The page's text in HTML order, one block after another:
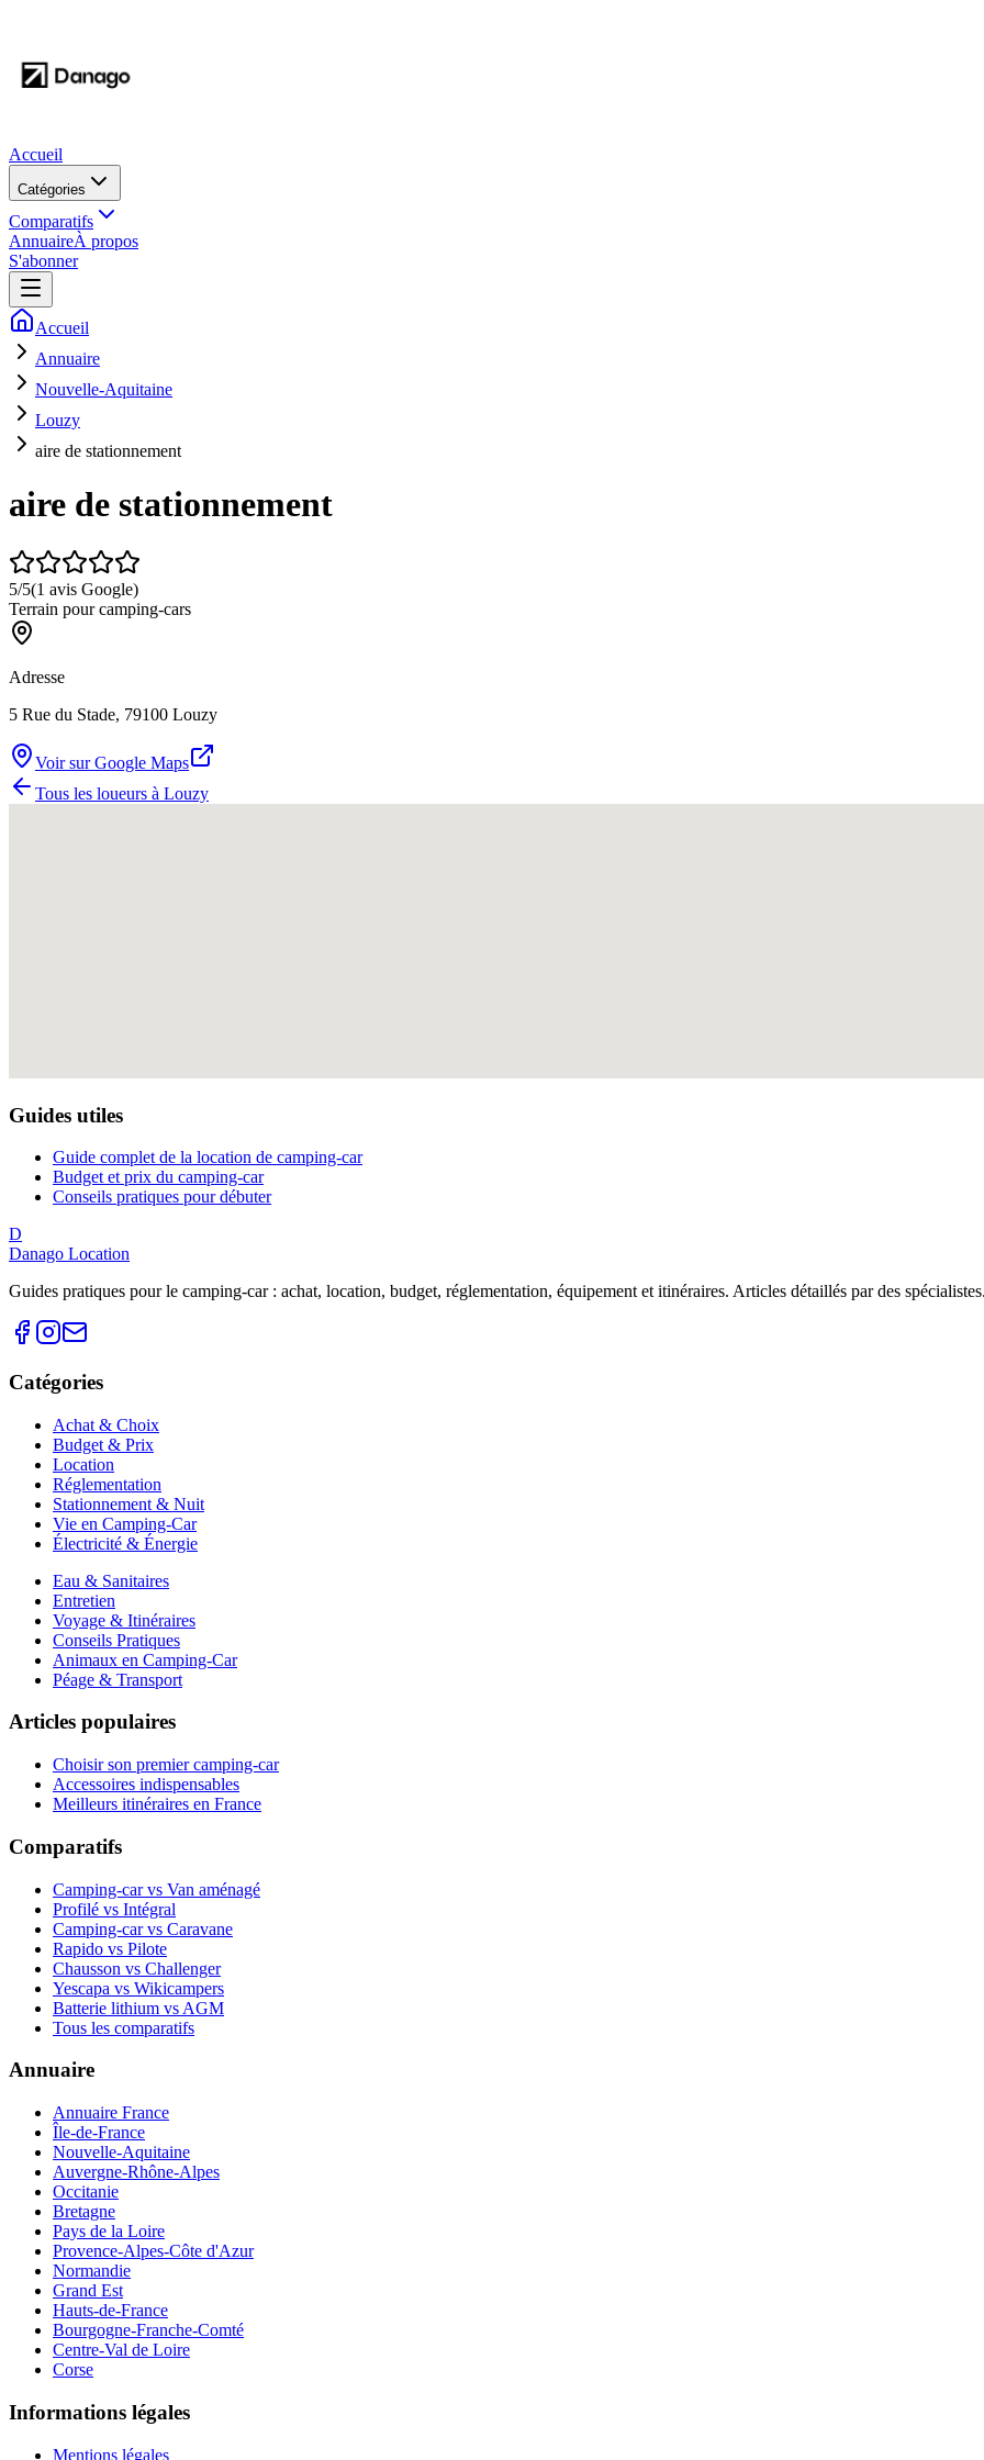
Accueil
Catégories
Comparatifs
AnnuaireÀ propos
S'abonner
Accueil
Annuaire
Nouvelle-Aquitaine
Louzy
aire de stationnement
aire de stationnement
5/5(1 avis Google)
Terrain pour camping-cars
Adresse
5 Rue du Stade, 79100 Louzy
Voir sur Google Maps
Tous les loueurs à Louzy
Guides utiles
Guide complet de la location de camping-car
Budget et prix du camping-car
Conseils pratiques pour débuter
D
Danago Location
Guides pratiques pour le camping-car : achat, location, budget, réglementation, équipement et itinéraires. Articles détaillés par des
Catégories
Achat & Choix
Budget & Prix
Location
Réglementation
Stationnement & Nuit
Vie en Camping-Car
Électricité & Énergie
Eau & Sanitaires
Entretien
Voyage & Itinéraires
Conseils Pratiques
Animaux en Camping-Car
Péage & Transport
Articles populaires
Choisir son premier camping-car
Accessoires indispensables
Meilleurs itinéraires en France
Comparatifs
Camping-car vs Van aménagé
Profilé vs Intégral
Camping-car vs Caravane
Rapido vs Pilote
Chausson vs Challenger
Yescapa vs Wikicampers
Batterie lithium vs AGM
Tous les comparatifs
Annuaire
Annuaire France
Île-de-France
Nouvelle-Aquitaine
Auvergne-Rhône-Alpes
Occitanie
Bretagne
Pays de la Loire
Provence-Alpes-Côte d'Azur
Normandie
Grand Est
Hauts-de-France
Bourgogne-Franche-Comté
Centre-Val de Loire
Corse
Informations légales
Mentions légales